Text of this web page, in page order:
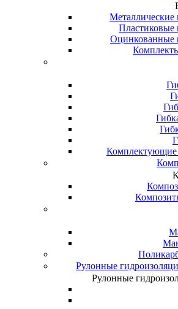
Металлические
Пластиковые
Оцинкованные
Комплектующие
Рулонные
Рулонные